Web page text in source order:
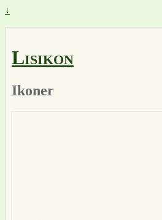
↓
Lisikon
Ikoner